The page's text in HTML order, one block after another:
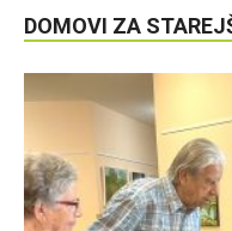
DOMOVI ZA